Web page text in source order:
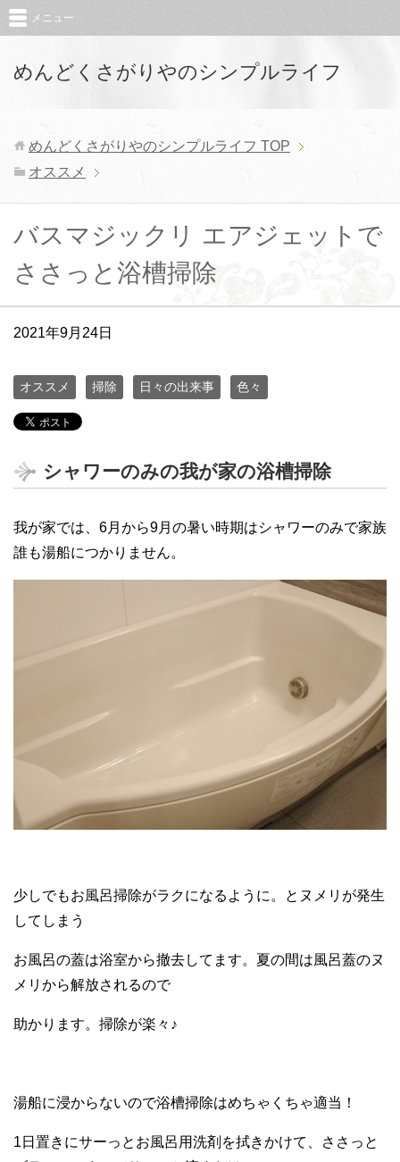
めんどくさがりやのシンプルライフ
メニュー
めんどくさがりやのシンプルライフ TOP
オススメ
バスマジックリ エアジェットで
ささっと浴槽掃除
2021年9月24日
オススメ 掃除 日々の出来事 色々
シャワーのみの我が家の浴槽掃除
我が家では、6月から9月の暑い時期はシャワーのみで家族
誰も湯船につかりません。
少しでもお風呂掃除がラクになるように。とヌメリが発生
してしまう
お風呂の蓋は浴室から撤去してます。夏の間は風呂蓋のヌ
メリから解放されるので
助かります。掃除が楽々♪
湯船に浸からないので浴槽掃除はめちゃくちゃ適当！
1日置きにサーっとお風呂用洗剤を拭きかけて、ささっと